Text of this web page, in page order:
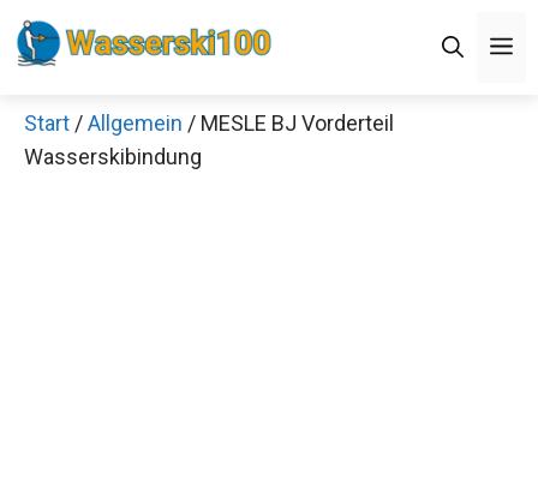
Zum
Inhalt
Start /Allgemein / MESLE BJ Vorderteil
Wasserskibindung